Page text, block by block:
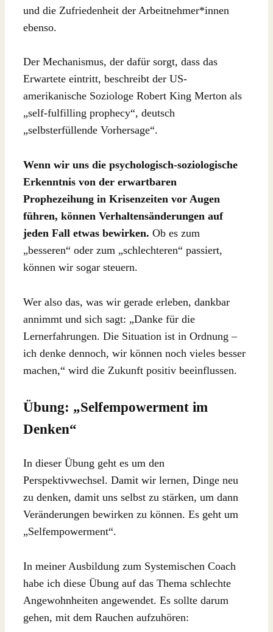
und die Zufriedenheit der Arbeitnehmer*innen
ebenso.
Der Mechanismus, der dafür sorgt, dass das
Erwartete eintritt, beschreibt der US-
amerikanische Soziologe Robert King Merton als
„self-fulfilling prophecy“, deutsch
„selbsterfüllende Vorhersage“.
Wenn wir uns die psychologisch-soziologische
Erkenntnis von der erwartbaren
Prophezeihung in Krisenzeiten vor Augen
führen, können Verhaltensänderungen auf
jeden Fall etwas bewirken. Ob es zum
„besseren“ oder zum „schlechteren“ passiert,
können wir sogar steuern.
Wer also das, was wir gerade erleben, dankbar
annimmt und sich sagt: „Danke für die
Lernerfahrungen. Die Situation ist in Ordnung –
ich denke dennoch, wir können noch vieles besser
machen,“ wird die Zukunft positiv beeinflussen.
Übung: „Selfempowerment im
Denken“
In dieser Übung geht es um den
Perspektivwechsel. Damit wir lernen, Dinge neu
zu denken, damit uns selbst zu stärken, um dann
Veränderungen bewirken zu können. Es geht um
„Selfempowerment“.
In meiner Ausbildung zum Systemischen Coach
habe ich diese Übung auf das Thema schlechte
Angewohnheiten angewendet. Es sollte darum
gehen, mit dem Rauchen aufzuhören: